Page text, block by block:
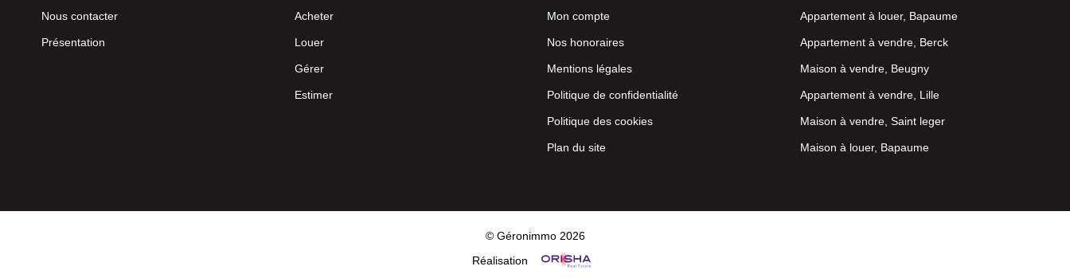
Nous contacter
Présentation
Acheter
Louer
Gérer
Estimer
Mon compte
Nos honoraires
Mentions légales
Politique de confidentialité
Politique des cookies
Plan du site
Appartement à louer, Bapaume
Appartement à vendre, Berck
Maison à vendre, Beugny
Appartement à vendre, Lille
Maison à vendre, Saint leger
Maison à louer, Bapaume
© Géronimmo 2026
Réalisation